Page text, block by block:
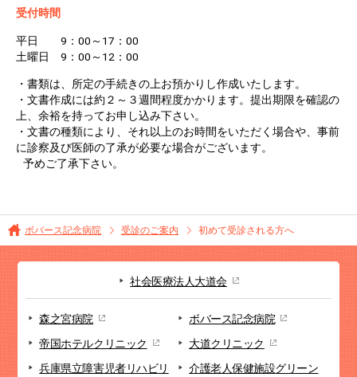
受付時間
平日 9：00～17：00
土曜日 9：00～12：00
・書類は、所定の手続きの上お預かりし作成いたします。
・文書作成には約２～３週間程度かかります。提出期限を確認の
上、余裕を持ってお申し込み下さい。
・文書の種類により、それ以上のお時間をいただく場合や、事前
に診察及び医師の了承が必要な場合がございます。
予めご了承下さい。
ボバース記念病院 受診のご案内 初めて受診される方へ
社会医療法人大道会
森之宮病院
ボバース記念病院
帝国ホテルクリニック
大道クリニック
兵庫県立障害児者リハビリ
介護老人保健施設グリーン